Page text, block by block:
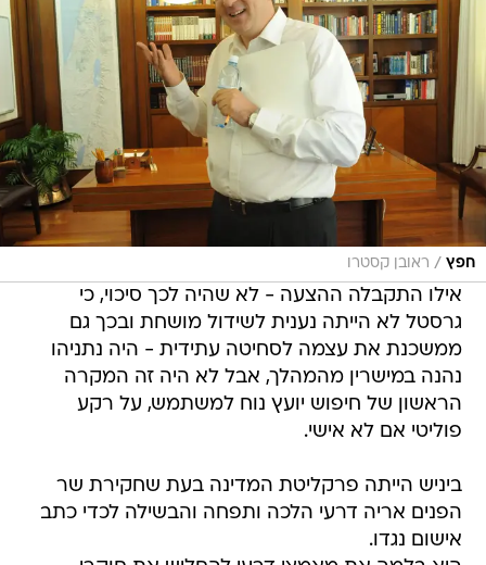
חפץ / ראובן קסטרו
אילו התקבלה ההצעה - לא שהיה לכך סיכוי, כי
גרסטל לא הייתה נענית לשידול מושחת ובכך גם
ממשכנת את עצמה לסחיטה עתידית - היה נתניהו
נהנה במישרין מהמהלך, אבל לא היה זה המקרה
הראשון של חיפוש יועץ נוח למשתמש, על רקע
פוליטי אם לא אישי.
ביניש הייתה פרקליטת המדינה בעת שחקירת שר
הפנים אריה דרעי הלכה ותפחה והבשילה לכדי כתב
אישום נגדו.